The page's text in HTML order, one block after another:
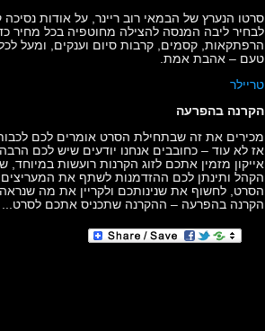
סרטו הנערץ של הבמאי רוב ריינר, על אודות
לבחיר ליבה המנסה להצילה מחוטפיה בכל מחיר
הרפתקאות, קסמים, קרבות סיום וענקים, ומעל
טעם – אהבת אמת.
טריילר
הקרנה בהפרעה
מכירים את זה שבתחילת הסרט אומרים לכם
אז לא עוד – כחובבים אנחנו יודעים שיש לכם
אייקון מזמין אתכם לזוג הקרנות רועשות במיוחד,
הקהל ותינתן לכם ההזדמנות לשתף את
הסרט, לחשוף את שנינותכם ולקריין את מה
הקרנה בהפרעה – ההקרנה שתכניס אתכם לסרט...